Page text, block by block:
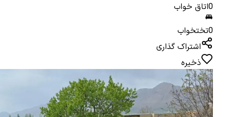
0اتاق خواب
0تختخواب
اشتراک گذاری
ذخیره